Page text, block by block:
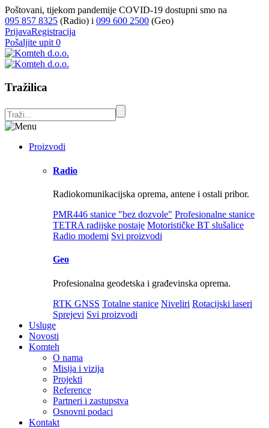
Poštovani, tijekom pandemije COVID-19 dostupni smo na
095 857 8325 (Radio) i 099 600 2500 (Geo)
PrijavaRegistracija
Pošaljite upit 0
Tražilica
Proizvodi
Radio
Radiokomunikacijska oprema, antene i ostali pribor.
PMR446 stanice "bez dozvole" Profesionalne stanice
TETRA radijske postaje Motorističke BT slušalice
Radio modemi Svi proizvodi
Geo
Profesionalna geodetska i građevinska oprema.
RTK GNSS Totalne stanice Niveliri Rotacijski laseri
Sprejevi Svi proizvodi
Usluge
Novosti
Komteh
O nama
Misija i vizija
Projekti
Reference
Partneri i zastupstva
Osnovni podaci
Kontakt